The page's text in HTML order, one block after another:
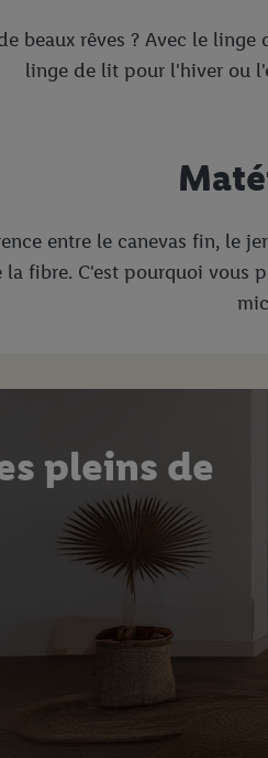
beaux rêves ? Avec le
linge de lit pour l'hiver ou
entre le canevas fin, le
fibre. C'est pourquoi vous
pleins de